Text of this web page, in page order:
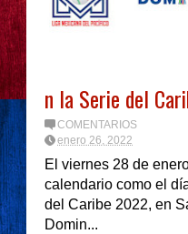
n la Serie del
COMENTARIOS
enero 26, 2022
El viernes 28 de
calendario como el
del Caribe 2022, en
Domin...